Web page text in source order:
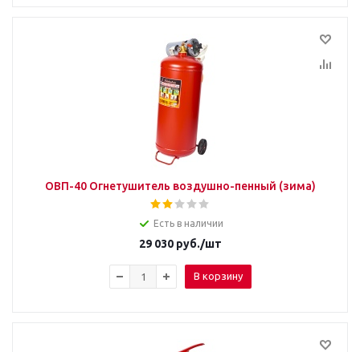
ОВП-40 Огнетушитель воздушно-пенный (зима)
Есть в наличии
29 030 руб./шт
В корзину